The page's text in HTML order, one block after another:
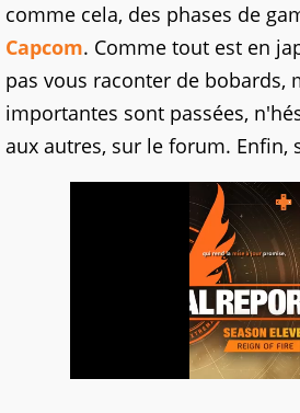
comme cela, des phases de
Capcom. Comme tout est en
pas vous raconter de bobards,
importantes sont passées,
aux autres, sur le forum. Enfin,